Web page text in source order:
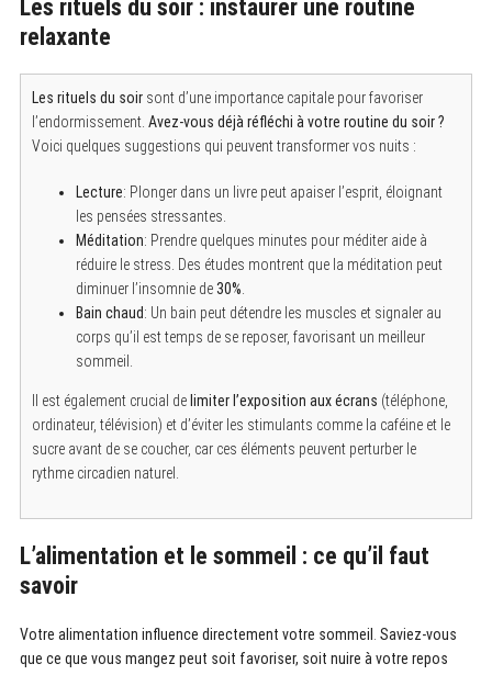
Les rituels du soir : instaurer une routine
relaxante
Les rituels du soirsont d’une importance capitale pour favoriser
l’endormissement. Avez-vous déjà réfléchi à votre routine du soir ?
Voici quelques suggestions qui peuvent transformer vos nuits :
Lecture: Plonger dans un livre peut apaiser l’esprit, éloignant
les pensées stressantes.
Méditation: Prendre quelques minutes pour méditer aide à
réduire le stress. Des études montrent que la méditation peut
diminuer l’insomnie de30%
Bain chaud: Un bain peut détendre les muscles et signaler au
corps qu’il est temps de se reposer, favorisant un meilleur
sommeil.
Il est également crucial de limiter l’exposition aux écrans (téléphone,
ordinateur, télévision) et d’éviter les stimulants comme la caféine et le
sucre avant de se coucher, car ces éléments peuvent perturber le
rythme circadien naturel.
L’alimentation et le sommeil : ce qu’il faut
savoir
Votre alimentation influence directement votre sommeil
Saviez-vous
que ce que vous mangez peut soit favoriser, soit nuire à votre repos
c
h